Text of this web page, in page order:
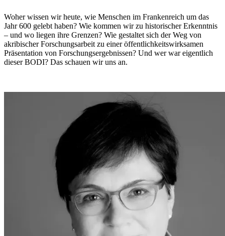
Woher wissen wir heute, wie Menschen im Frankenreich um das
Jahr 600 gelebt haben? Wie kommen wir zu historischer Erkenntnis
– und wo liegen ihre Grenzen? Wie gestaltet sich der Weg von
akribischer Forschungsarbeit zu einer öffentlichkeitswirksamen
Präsentation von Forschungsergebnissen? Und wer war eigentlich
dieser BODI? Das schauen wir uns an.